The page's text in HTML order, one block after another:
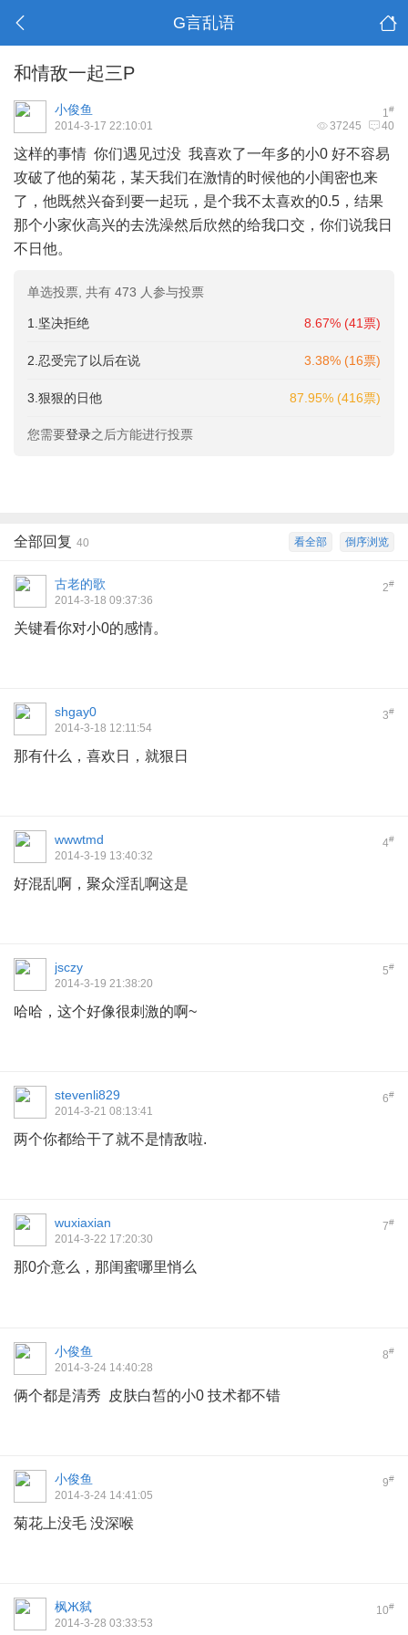
G言乱语
和情敌一起三P
1#
小俊鱼
37245 40
2014-3-17 22:10:01
这样的事情 你们遇见过没 我喜欢了一年多的小0 好不容易
攻破了他的菊花，某天我们在激情的时候他的小闺密也来
了，他既然兴奋到要一起玩，是个我不太喜欢的0.5，结果
那个小家伙高兴的去洗澡然后欣然的给我口交，你们说我日
不日他。
单选投票, 共有 473 人参与投票
1.坚决拒绝 8.67% (41票)
2.忍受完了以后在说 3.38% (16票)
3.狠狠的日他 87.95% (416票)
您需要登录之后方能进行投票
倒序浏览
看全部
全部回复 40
2#
古老的歌
2014-3-18 09:37:36
关键看你对小0的感情。
3#
shgay0
2014-3-18 12:11:54
那有什么，喜欢日，就狠日
4#
wwwtmd
2014-3-19 13:40:32
好混乱啊，聚众淫乱啊这是
5#
jsczy
2014-3-19 21:38:20
哈哈，这个好像很刺激的啊~
6#
stevenli829
2014-3-21 08:13:41
两个你都给干了就不是情敌啦.
7#
wuxiaxian
2014-3-22 17:20:30
那0介意么，那闺蜜哪里悄么
8#
小俊鱼
2014-3-24 14:40:28
俩个都是清秀 皮肤白皙的小0 技术都不错
9#
小俊鱼
2014-3-24 14:41:05
菊花上没毛 没深喉
10#
枫Ж弑
2014-3-28 03:33:53